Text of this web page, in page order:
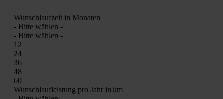
Wunsch­lauf­zeit in Mona­ten
- Bit­te wäh­len -
- Bit­te wäh­len -
12
24
36
48
60
Wunsch­lauf­leis­tung pro Jahr in km